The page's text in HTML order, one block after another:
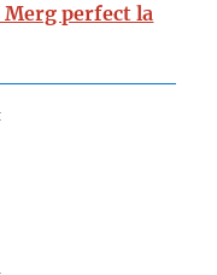
perfect la